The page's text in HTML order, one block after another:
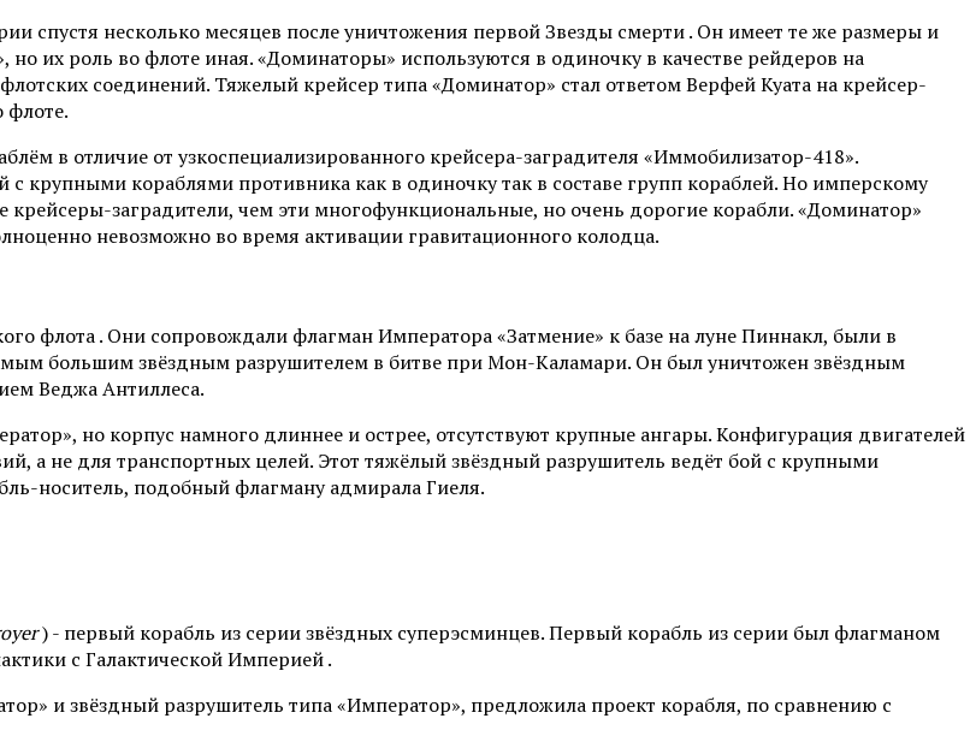
спустя несколько месяцев после уничтожения первой Звезды смерти . Он имеет те же размеры и
их роль во флоте иная. «Доминаторы» используются в одиночку в качестве рейдеров на
соединений. Тяжелый крейсер типа «Доминатор» стал ответом Верфей Куата на крейсер-
флоте.
в отличие от узкоспециализированного крейсера-заградителя «Иммобилизатор-418».
крупными кораблями противника как в одиночку так в составе групп кораблей. Но имперскому
заградители, чем эти многофункциональные, но очень дорогие корабли. «Доминатор»
невозможно во время активации гравитационного колодца.
флота . Они сопровождали флагман Императора «Затмение» к базе на луне Пиннакл, были в
большим звёздным разрушителем в битве при Мон-Каламари. Он был уничтожен звёздным
Веджа Антиллеса.
но корпус намного длиннее и острее, отсутствуют крупные ангары. Конфигурация двигателей
а не для транспортных целей. Этот тяжёлый звёздный разрушитель ведёт бой с крупными
носитель, подобный флагману адмирала Гиеля.
) - первый корабль из серии звёздных суперэсминцев. Первый корабль из серии был флагманом
с Галактической Империей .
и звёздный разрушитель типа «Император», предложила проект корабля, по сравнению с